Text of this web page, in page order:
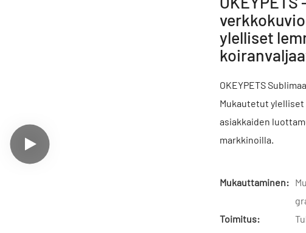
ylelliset
OKEYPETS
Mukautetut
asiakkaiden
markkinoilla.
Mukauttaminen:
Toimitus: